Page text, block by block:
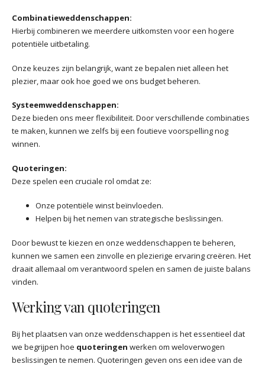
Combinatieweddenschappen:
Hierbij combineren we meerdere uitkomsten voor een hogere
potentiële uitbetaling.
Onze keuzes zijn belangrijk, want ze bepalen niet alleen het
plezier, maar ook hoe goed we ons budget beheren.
Systeemweddenschappen:
Deze bieden ons meer flexibiliteit. Door verschillende combinaties
te maken, kunnen we zelfs bij een foutieve voorspelling nog
winnen.
Quoteringen:
Deze spelen een cruciale rol omdat ze:
Onze potentiële winst beïnvloeden.
Helpen bij het nemen van strategische beslissingen.
Door bewust te kiezen en onze weddenschappen te beheren,
kunnen we samen een zinvolle en plezierige ervaring creëren. Het
draait allemaal om verantwoord spelen en samen de juiste balans
vinden.
Werking van quoteringen
Bij het plaatsen van onze weddenschappen is het essentieel dat
we begrijpen hoe quoteringen werken om weloverwogen
beslissingen te nemen. Quoteringen geven ons een idee van de